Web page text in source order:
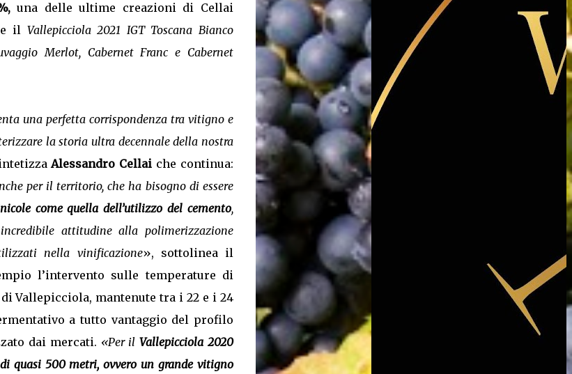
una delle ultime creazioni di Cellai
il Vallepicciola2021 IGT Toscana Bianco
Merlot, Cabernet Franc e Cabernet
una perfetta corrispondenza tra vitigno e
la storia ultra decennale della nostra
Alessandro Cellai che continua:
per il territorio, che ha bisogno di essere
come quella dell’utilizzo del cemento,
attitudine alla polimerizzazione
nella vinificazione», sottolinea il
l’intervento sulle temperature di
Vallepicciola, mantenute tra i 22 e i 24
a tutto vantaggio del profilo
dai mercati. «Per ilVallepicciola 2020
quasi 500 metri, ovvero un grande vitigno